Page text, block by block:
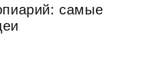
самые